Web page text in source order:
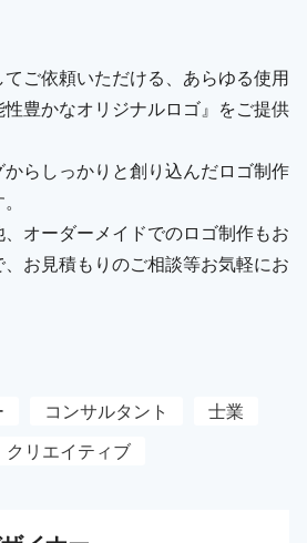
ご依頼いただける、あらゆる使用
豊かなオリジナルロゴ』をご提供
らしっかりと創り込んだロゴ制作
オーダーメイドでのロゴ制作もお
お見積もりのご相談等お気軽にお
コンサルタント
士業
クリエイティブ